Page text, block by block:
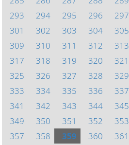
293
294 295 296 297
301
302 303 304 305
309
310 311 312 313
317
318 319 320 321
325
326 327 328 329
333
334 335 336 337
341
342 343 344 345
349
350 351 352 353
357
358 359 360 361